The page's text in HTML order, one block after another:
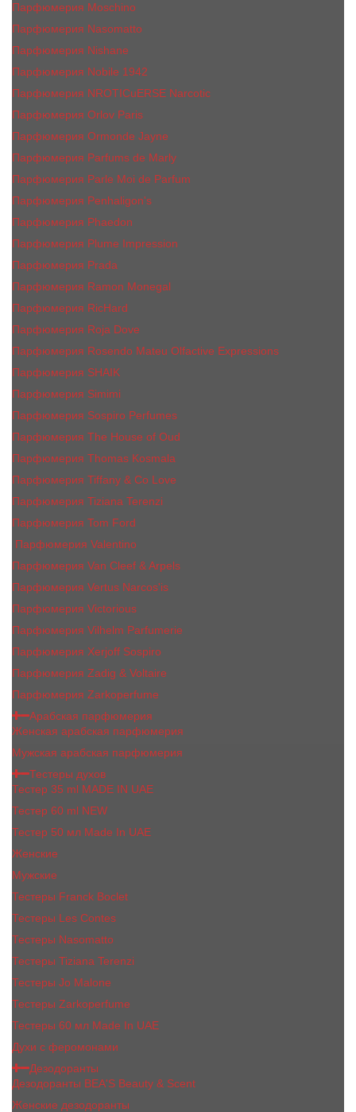
Парфюмерия Moschino
Парфюмерия Nasomatto
Парфюмерия Nishane
Парфюмерия Nobile 1942
Парфюмерия NROTICuERSE Narcotic
Парфюмерия Orlov Paris
Парфюмерия Ormonde Jayne
Парфюмерия Parfums de Marly
Парфюмерия Parle Moi de Parfum
Парфюмерия Penhaligon's
Парфюмерия Phaedon
Парфюмерия Plume Impression
Парфюмерия Prada
Парфюмерия Ramon Monegal
Парфюмерия RicHard
Парфюмерия Roja Dove
Парфюмерия Rosendo Mateu Olfactive Expressions
Парфюмерия SHAIK
Парфюмерия Simimi
Парфюмерия Sospiro Perfumes
Парфюмерия The House of Oud
Парфюмерия Thomas Kosmala
Парфюмерия Tiffany & Co Love
Парфюмерия Tiziana Terenzi
Парфюмерия Tom Ford
Парфюмерия Valentino
Парфюмерия Van Cleef & Arpels
Парфюмерия Vertus Narcos'is
Парфюмерия Victorious
Парфюмерия Vilhelm Parfumerie
Парфюмерия Xerjoff Sospiro
Парфюмерия Zadig & Voltaire
Парфюмерия Zarkoperfume
Арабская парфюмерия
Женская арабская парфюмерия
Мужская арабская парфюмерия
Тестеры духов
Тестер 35 ml MADE IN UAE
Тестер 60 ml NEW
Тестер 50 мл Made In UAE
Женские
Мужские
Тестеры Franck Boclet
Тестеры Les Contes
Тестеры Nasomatto
Тестеры Tiziana Terenzi
Тестеры Jо Malоnе
Тестеры Zarkoperfume
Тестеры 60 мл Made In UAE
Духи с феромонами
Дезодоранты
Дезодоранты BEA'S Beauty & Scent
Женские дезодоранты